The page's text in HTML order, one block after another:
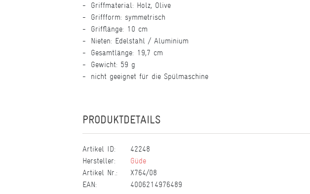
Griffmaterial: Holz, Olive
Griffform: symmetrisch
Grifflänge: 10 cm
Nieten: Edelstahl / Aluminium
Gesamtlänge: 19,7 cm
Gewicht: 59 g
nicht geeignet für die Spülmaschine
PRODUKTDETAILS
Artikel ID:
42248
Hersteller:
Güde
Artikel Nr.:
X764/08
EAN:
4006214976489